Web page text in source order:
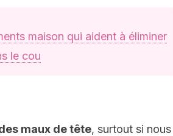
maison qui aident à éliminer
le cou
maux de tête, surtout si nous